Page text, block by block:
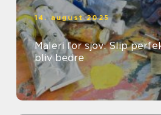
14. august 2025
Maleri for sjov: Slip
bliv bedre